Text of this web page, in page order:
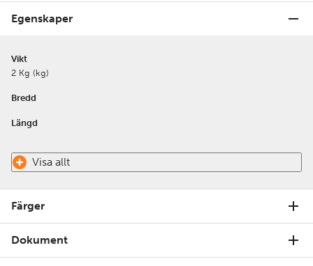
Egenskaper
Vikt
2 Kg (kg)
Bredd
Längd
Visa allt
Färger
Dokument